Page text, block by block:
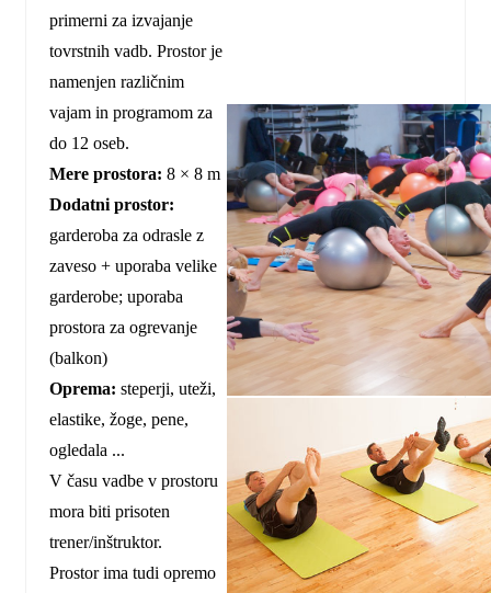
primerni za izvajanje
tovrstnih vadb. Prostor je
namenjen različnim
vajam in programom za
do 12 oseb.
Mere prostora: 8 × 8 m
Dodatni prostor:
garderoba za odrasle z
zaveso + uporaba velike
garderobe; uporaba
prostora za ogrevanje
(balkon)
Oprema: steperji, uteži,
elastike, žoge, pene,
ogledala ...
V času vadbe v prostoru
mora biti prisoten
trener/inštruktor.
Prostor ima tudi opremo